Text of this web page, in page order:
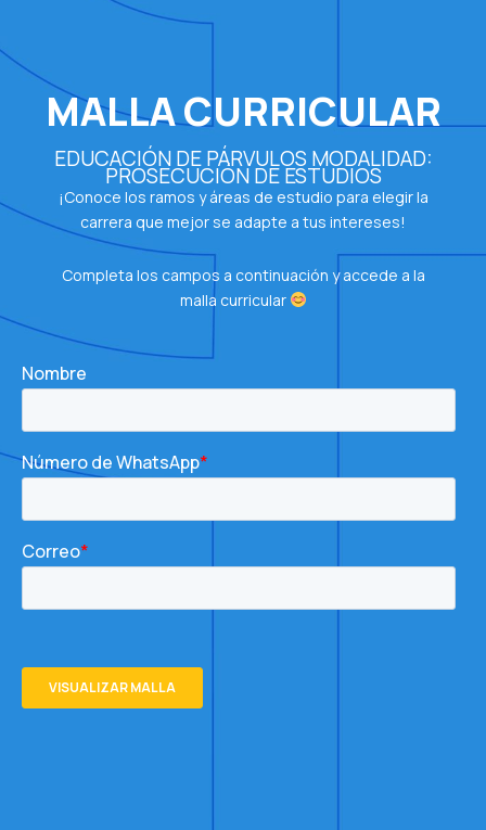
MALLA CURRICULAR
EDUCACIÓN DE PÁRVULOS MODALIDAD:
PROSECUCIÓN DE ESTUDIOS
¡Conoce los ramos y áreas de estudio para elegir la
carrera que mejor se adapte a tus intereses!
Completa los campos a continuación y accede a la
malla curricular